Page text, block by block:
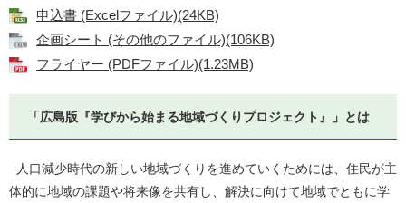
申込書 (Excelファイル)(24KB)
企画シート (その他のファイル)(106KB)
フライヤー (PDFファイル)(1.23MB)
「広島版『学びから始まる地域づくりプロジェクト』」とは
人口減少時代の新しい地域づくりを進めていくためには、住民が主
体的に地域の課題や将来像を共有し、解決に向けて地域でともに学